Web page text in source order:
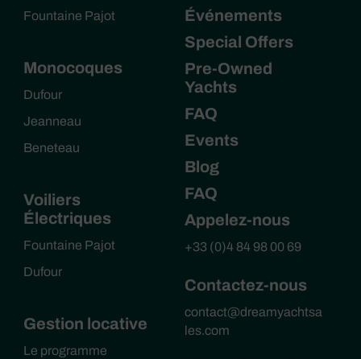
Fountaine Pajot
Monocoques
Dufour
Jeanneau
Beneteau
Voiliers
Électriques
Fountaine Pajot
Dufour
Gestion locative
Le programme
Événements
Special Offers
Pre-Owned
Yachts
FAQ
Events
Blog
FAQ
Appelez-nous
+33 (0)4 84 98 00 69
Contactez-nous
contact@dreamyachtsa
les.com